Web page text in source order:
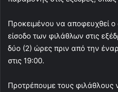
Προκειμένου να αποφευχθεί
είσοδο των φιλάθλων στις
δύο (2) ώρες πριν από την
στις 19:00.
Προτρέπουμε τους φιλάθλους